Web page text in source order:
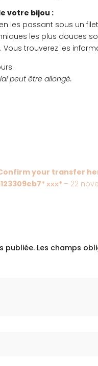
votre bijou :
les passant sous un
les plus douces
trouverez les
peut être allongé.
your transfer
ххх* – 22
publiée. Les champs